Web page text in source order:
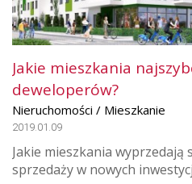
Jakie mieszkania
deweloperów?
Nieruchomości / Mieszkanie
2019.01.09
Jakie mieszkania wyprzedają
sprzedaży w nowych